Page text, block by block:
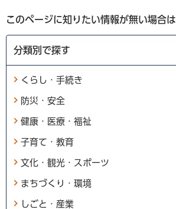
このページに知りたい情報が無い場合は
分類別で探す
くらし・手続き
防災・安全
健康・医療・福祉
子育て・教育
文化・観光・スポーツ
まちづくり・環境
しごと・産業